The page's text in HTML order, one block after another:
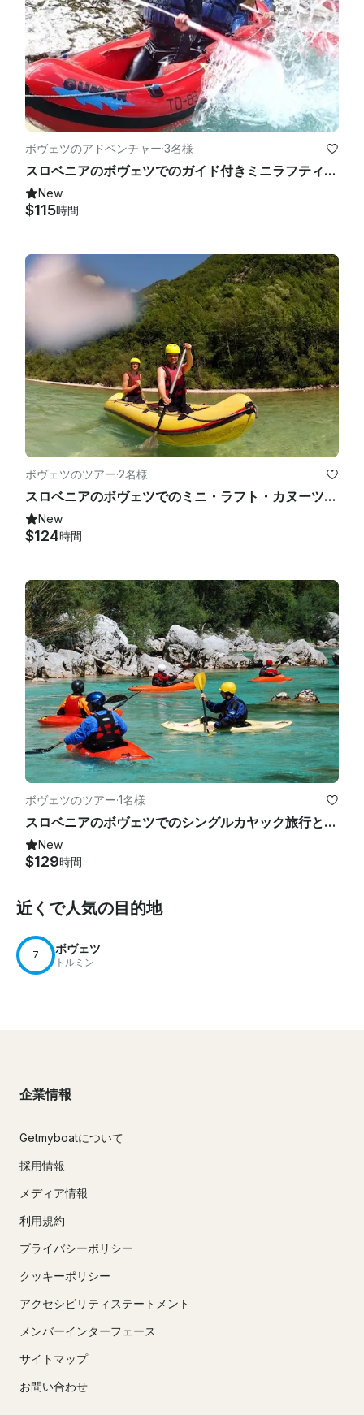
ボヴェツのアドベンチャー·3名様
スロベニアのボヴェツでのガイド付きミニラフティングツアー
New
$115時間
ボヴェツのツアー·2名様
スロベニアのボヴェツでのミニ・ラフト・カヌーツアー
New
$124時間
ボヴェツのツアー·1名様
スロベニアのボヴェツでのシングルカヤック旅行とレッスン
New
$129時間
近くで人気の目的地
7 ボヴェツ
トルミン
企業情報
Getmyboatについて
採用情報
メディア情報
利用規約
プライバシーポリシー
クッキーポリシー
アクセシビリティステートメント
メンバーインターフェース
サイトマップ
お問い合わせ